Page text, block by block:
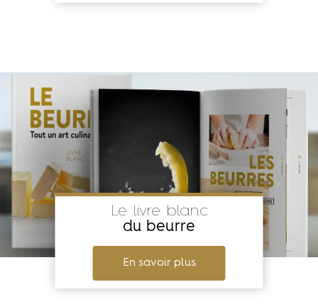
Le livre blanc
du beurre
En savoir plus